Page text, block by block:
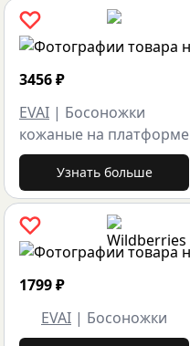
3456₽
EVAI | Босоножки
кожаные на платформе
Узнать больше
1799₽
EVAI | Босоножки